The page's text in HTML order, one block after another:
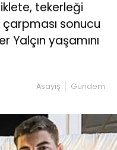
tekerleği
sonucu
Yalçın yaşamını
Asayiş Gündem